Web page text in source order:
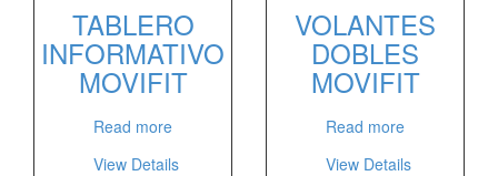
TABLERO
INFORMATIVO
MOVIFIT
Read more
View Details
VOLANTES
DOBLES
MOVIFIT
Read more
View Details